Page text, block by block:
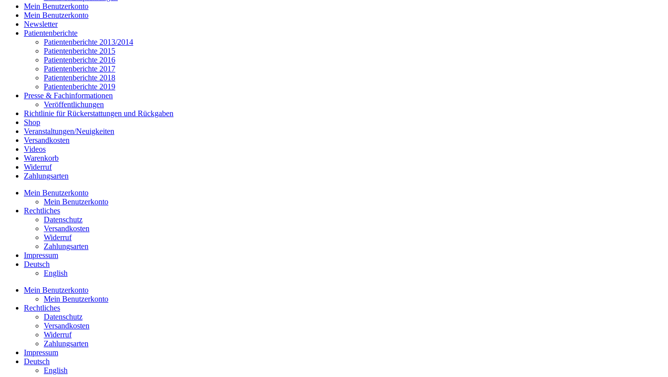
Mein Benutzerkonto
Mein Benutzerkonto
Newsletter
Patientenberichte
Patientenberichte 2013/2014
Patientenberichte 2015
Patientenberichte 2016
Patientenberichte 2017
Patientenberichte 2018
Patientenberichte 2019
Presse & Fachinformationen
Veröffentlichungen
Richtlinie für Rückerstattungen und Rückgaben
Shop
Veranstaltungen/Neuigkeiten
Versandkosten
Videos
Warenkorb
Widerruf
Zahlungsarten
Mein Benutzerkonto
Mein Benutzerkonto
Rechtliches
Datenschutz
Versandkosten
Widerruf
Zahlungsarten
Impressum
Deutsch
English
Mein Benutzerkonto
Mein Benutzerkonto
Rechtliches
Datenschutz
Versandkosten
Widerruf
Zahlungsarten
Impressum
Deutsch
English